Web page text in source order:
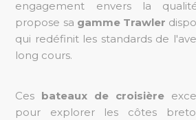
engagement envers la
propose sa gamme Trawler
qui redéfinit les standards de
long cours.
Ces bateaux de croisière
pour explorer les côtes